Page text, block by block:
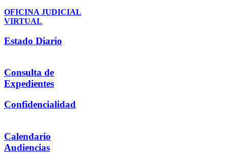
OFICINA JUDICIAL
VIRTUAL
Estado Diario
Consulta de
Expedientes
Confidencialidad
Calendario
Audiencias